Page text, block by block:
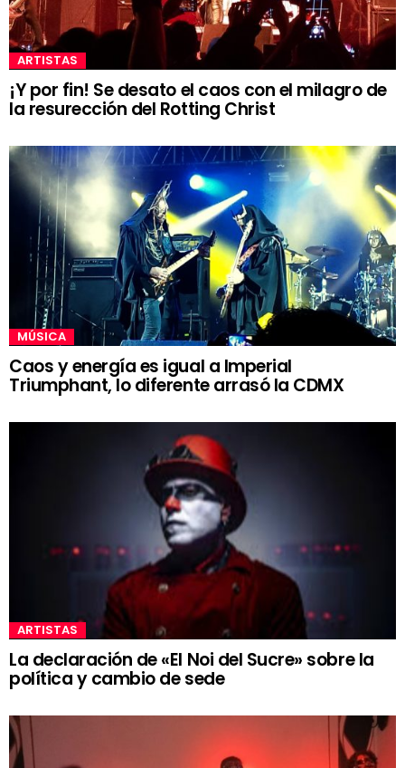
ARTISTAS
¡Y por fin! Se desato el caos con el milagro de
la resurección del Rotting Christ
MÚSICA
Caos y energía es igual a Imperial
Triumphant, lo diferente arrasó la CDMX
ARTISTAS
La declaración de «El Noi del Sucre» sobre la
política y cambio de sede